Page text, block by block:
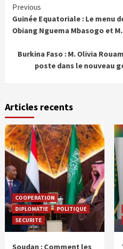
Continue
Reading
Previous
Guinée Equatoriale : Le menu
Obiang Nguema Mbasogo et
Burkina Faso : M. Olivia
poste dans le nouveau
Articles recents
COOPERATION
DIPLOMATIE
POLITIQUE
SECURITE
Soudan : Comment les